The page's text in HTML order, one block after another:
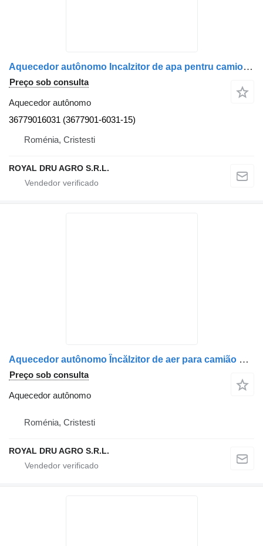
Aquecedor autônomo Incalzitor de apa pentru camioane 36779016031 para camião MAN
Preço sob consulta
Aquecedor autônomo
36779016031 (3677901-6031-15)
Roménia, Cristesti
ROYAL DRU AGRO S.R.L.
Aquecedor autônomo Încălzitor de aer para camião MAN 14150 448
Preço sob consulta
Aquecedor autônomo
Roménia, Cristesti
ROYAL DRU AGRO S.R.L.